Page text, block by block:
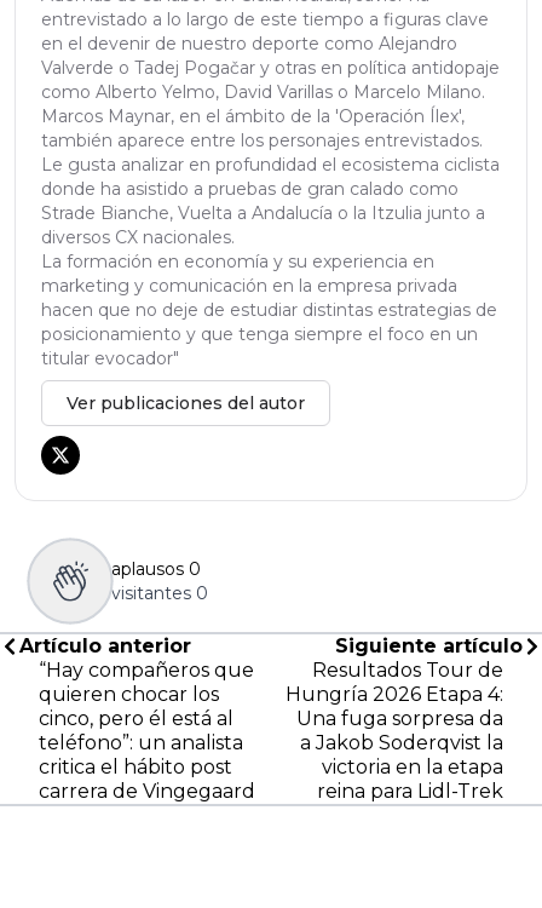
entrevistado a lo largo de este tiempo a figuras clave
en el devenir de nuestro deporte como Alejandro
Valverde o Tadej Pogačar y otras en política antidopaje
como Alberto Yelmo, David Varillas o Marcelo Milano.
Marcos Maynar, en el ámbito de la 'Operación Ílex',
también aparece entre los personajes entrevistados.
Le gusta analizar en profundidad el ecosistema ciclista
donde ha asistido a pruebas de gran calado como
Strade Bianche, Vuelta a Andalucía o la Itzulia junto a
diversos CX nacionales.
La formación en economía y su experiencia en
marketing y comunicación en la empresa privada
hacen que no deje de estudiar distintas estrategias de
posicionamiento y que tenga siempre el foco en un
titular evocador"
Ver publicaciones del autor
aplausos 0
visitantes 0
Artículo anterior
“Hay compañeros que
quieren chocar los
cinco, pero él está al
teléfono”: un analista
critica el hábito post
carrera de Vingegaard
Siguiente artículo
Resultados Tour de
Hungría 2026 Etapa 4:
Una fuga sorpresa da
a Jakob Soderqvist la
victoria en la etapa
reina para Lidl-Trek